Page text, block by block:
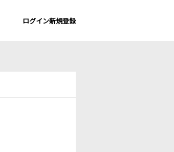
ログイン新規登録